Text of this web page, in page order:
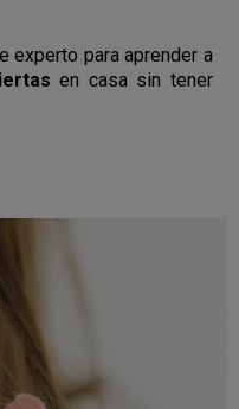
experto para aprender a
en casa sin tener